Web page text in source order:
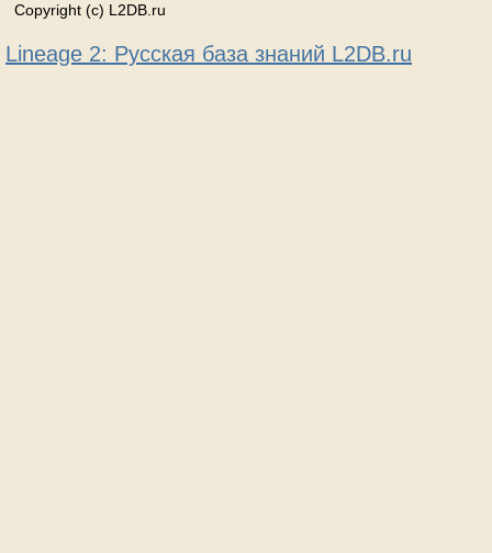
Copyright (c) L2DB.ru
Lineage 2: Русская база знаний L2DB.ru